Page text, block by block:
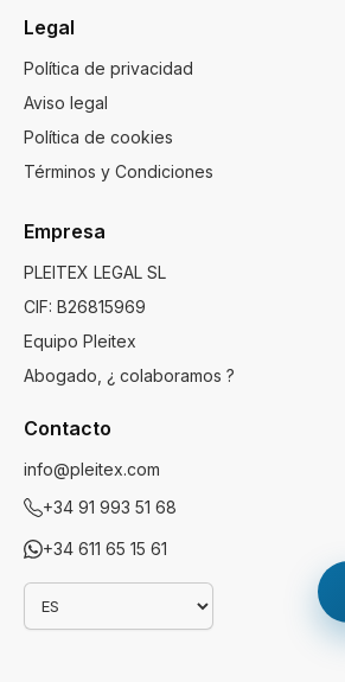
Legal
Política de privacidad
Aviso legal
Política de cookies
Términos y Condiciones
Empresa
PLEITEX LEGAL SL
CIF: B26815969
Equipo Pleitex
Abogado, ¿ colaboramos ?
Contacto
info@pleitex.com
+34 91 993 51 68
+34 611 65 15 61
Idioma